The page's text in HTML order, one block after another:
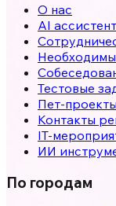
О нас
AI
Тестовые
Пет-проекты
Контакты
IT-
ИИ
По городам